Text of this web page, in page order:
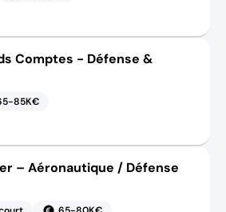
Comptes - Défense &
85K€
– Aéronautique / Défense